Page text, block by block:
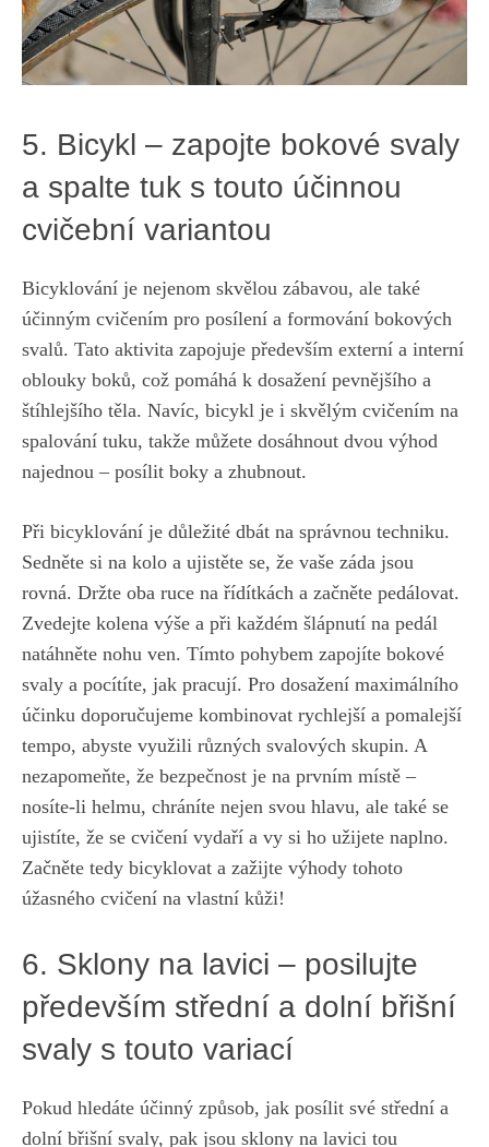
5. ⁤Bicykl – zapojte bokové‌ svaly
a spalte tuk s touto účinnou
cvičební variantou
Bicyklování je nejenom skvělou ⁢zábavou, ale ‍také
účinným cvičením​ pro posílení a formování ⁢bokových
⁣svalů. Tato aktivita zapojuje především externí a⁤ interní
oblouky boků, což pomáhá ‌k dosažení pevnějšího a
štíhlejšího těla. Navíc, bicykl je ⁢i skvělým⁤ cvičením ⁢na
spalování tuku, takže​ můžete dosáhnout dvou výhod
⁢najednou – posílit boky a zhubnout.
Při bicyklování je důležité dbát na správnou techniku.
Sedněte si na kolo a ujistěte se, že vaše ​záda jsou​
rovná.⁢ Držte ‌oba ruce na řídítkách a‌ začněte pedálovat.
Zvedejte kolena výše a při každém šlápnutí na pedál​
natáhněte nohu ven. Tímto pohybem zapojíte bokové
svaly a pocítíte, jak ⁢pracují. Pro dosažení ⁣maximálního
účinku doporučujeme kombinovat rychlejší a⁢ pomalejší
tempo, abyste využili různých svalových skupin. A
nezapomeňte, že bezpečnost je na prvním ‍místě –
nosíte-li helmu, chráníte nejen svou hlavu,​ ale také se
ujistíte, že se cvičení vydaří a vy si​ ho ⁤užijete naplno.
Začněte tedy‌ bicyklovat⁣ a ‌zažijte výhody‌ tohoto
úžasného cvičení na⁣ vlastní kůži!
6. Sklony na lavici – posilujte
především střední a⁤ dolní břišní⁤
svaly s touto variací
Pokud hledáte účinný způsob, jak posílit​ své střední a
dolní břišní svaly, pak ⁤jsou ‌sklony na lavici tou